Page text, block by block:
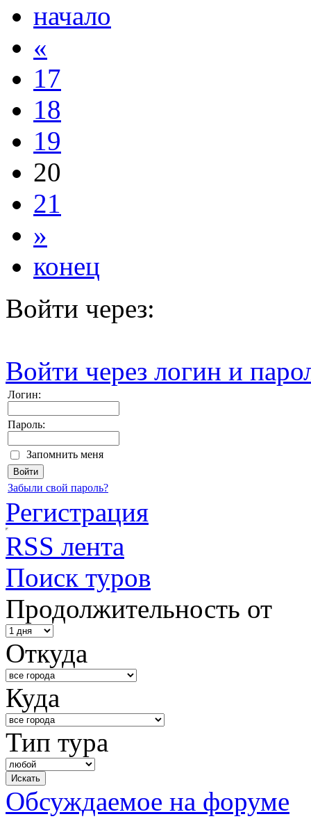
начало
«
17
18
19
20
21
»
конец
Войти через:
Войти через логин и
Логин:
Пароль:
Запомнить меня
Забыли свой пароль?
Регистрация
RSS лента
Поиск туров
Продолжительность от
Откуда
Куда
Тип тура
Обсуждаемое на форуме